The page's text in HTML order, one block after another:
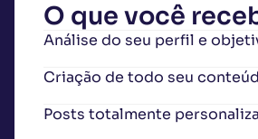
O que você
Análise do seu perfil e
Criação de todo seu
Posts totalmente